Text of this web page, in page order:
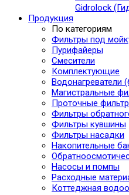
Gidrolock
Продукция
По категориям
Фильтры под
Пурифайеры
Смесители
Комплектующие
Водонагреватели
Магистральные
Проточные
Фильтры
Фильтры кувшины
Фильтры насадки
Накопительные
Насосы и помпы
Расходные
Коттеджная